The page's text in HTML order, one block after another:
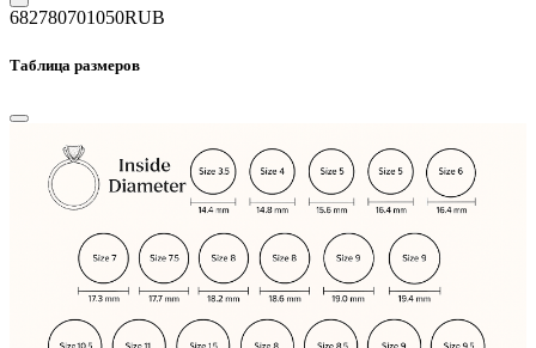
682780701050RUB
Таблица размеров